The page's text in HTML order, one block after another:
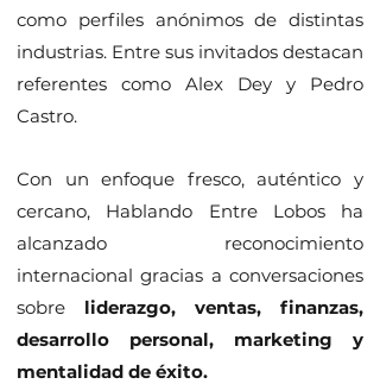
como perfiles anónimos de distintas
industrias. Entre sus invitados destacan
referentes como Alex Dey y Pedro
Castro.
Con un enfoque fresco, auténtico y
cercano, Hablando Entre Lobos ha
alcanzado reconocimiento
internacional gracias a conversaciones
sobre liderazgo, ventas, finanzas,
desarrollo personal, marketing y
mentalidad de éxito.